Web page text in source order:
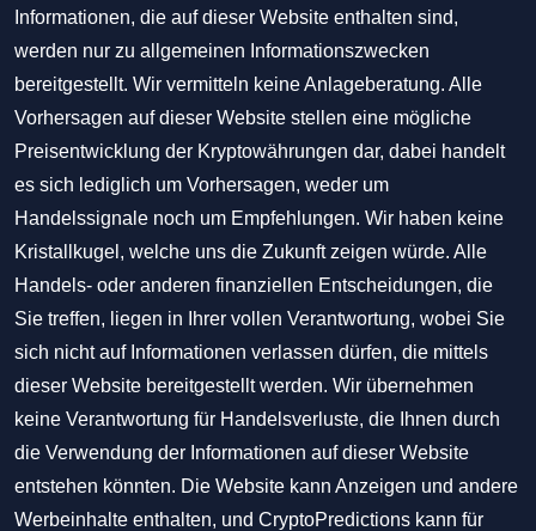
Informationen, die auf dieser Website enthalten sind,
werden nur zu allgemeinen Informationszwecken
bereitgestellt. Wir vermitteln keine Anlageberatung. Alle
Vorhersagen auf dieser Website stellen eine mögliche
Preisentwicklung der Kryptowährungen dar, dabei handelt
es sich lediglich um Vorhersagen, weder um
Handelssignale noch um Empfehlungen. Wir haben keine
Kristallkugel, welche uns die Zukunft zeigen würde. Alle
Handels- oder anderen finanziellen Entscheidungen, die
Sie treffen, liegen in Ihrer vollen Verantwortung, wobei Sie
sich nicht auf Informationen verlassen dürfen, die mittels
dieser Website bereitgestellt werden. Wir übernehmen
keine Verantwortung für Handelsverluste, die Ihnen durch
die Verwendung der Informationen auf dieser Website
entstehen könnten. Die Website kann Anzeigen und andere
Werbeinhalte enthalten, und CryptoPredictions kann für